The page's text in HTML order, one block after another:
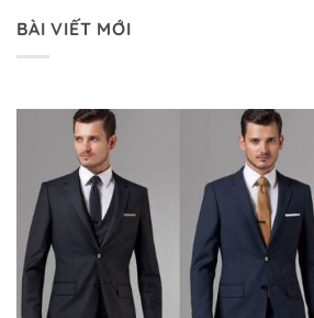
BÀI VIẾT MỚI